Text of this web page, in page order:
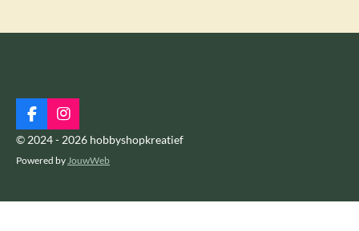
F
a
c
e
o
I
n
s
t
r
© 2024 - 2026 hobbyshopkreatief
Powered by JouwWeb